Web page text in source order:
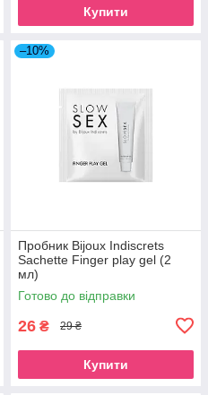
Купити
–10%
Пробник Bijoux Indiscrets
Sachette Finger play gel (2
мл)
Готово до відправки
26 ₴ 29 ₴
Купити